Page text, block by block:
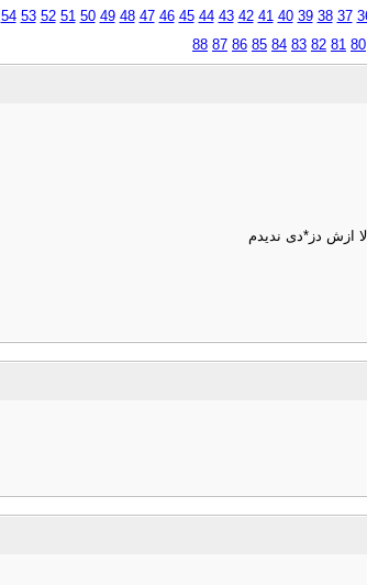
37
38
39
40
41
42
43
44
45
46
47
48
49
50
51
52
53
54
80
81
82
83
84
85
86
87
88
ازش دز*دی ندیدم